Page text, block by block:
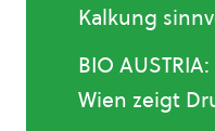
Kalkung
BIO
Wien zeigt